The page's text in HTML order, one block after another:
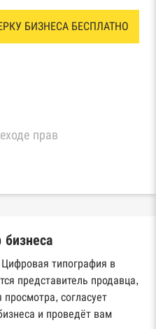
БИЗНЕСА БЕСПЛАТНО
прав
Федеральной
контрактов
дел Высшего
бизнеса
типография в
представитель продавца,
согласует
и проведёт вам